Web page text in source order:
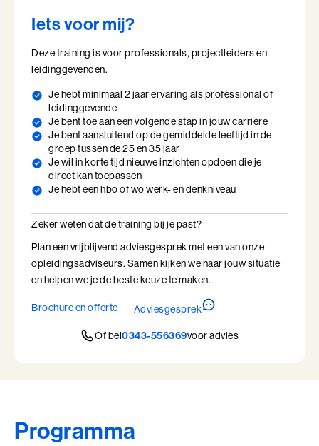
Effectieve Persoonlijke Communicatie
Effectieve Persoonlijke Communicatie (BaakBoost)
Ik en de Anderen
Ik en de Anderen (BaakBoost)
Invloed in Complexiteit
Leiden van Veranderingen
Leiden van Veranderingen (BaakBoost)
Leiderschap door Vrouwen
Leiderschap, Mens en Technologie
Bij zowel een reguliere training als een BaakBoost staat jouw
training is een diepgaand traject met meerdere modules, waarbij
je tussen de modules door de tijd krijgt om inzichten toe te
passen en te verankeren. Een BaakBoost is daarentegen is een
intensieve maar compacte variant van de training waar je in korte
tijd nieuwe perspectieven en direct toepasbare inzichten opdoet.
Deze training was voor mij een leuke en
inspirerende week waarin ik overtuigd ben
geraakt van mijn eigen talenten en
belemmeringen, en heb geleerd hoe ik hier
beter mee om kan gaan in mijn werk.
Iets voor mij?
Deze training is voor professionals, projectleiders en
leidinggevenden.
Je hebt minimaal 2 jaar ervaring als professional of
leidinggevende
Je bent toe aan een volgende stap in jouw carrière
Je bent aansluitend op de gemiddelde leeftijd in de
groep tussen de 25 en 35 jaar
Je wil in korte tijd nieuwe inzichten opdoen die je
direct kan toepassen
Je hebt een hbo of wo werk- en denkniveau
Zeker weten dat de training bij je past?
Plan een vrijblijvend adviesgesprek met een van onze
opleidingsadviseurs. Samen kijken we naar jouw situatie
en helpen we je de beste keuze te maken.
Brochure en offerte Adviesgesprek
Of bel0343-556369voor advies
Programma